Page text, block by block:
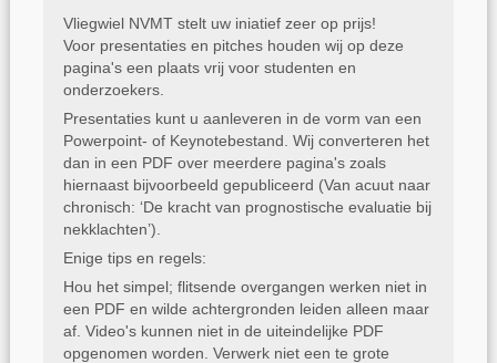
Vliegwiel NVMT stelt uw iniatief zeer op prijs!
Voor presentaties en pitches houden wij op deze
pagina's een plaats vrij voor studenten en
onderzoekers.
Presentaties kunt u aanleveren in de vorm van een
Powerpoint- of Keynotebestand. Wij converteren het
dan in een PDF over meerdere pagina's zoals
hiernaast bijvoorbeeld gepubliceerd (Van acuut naar
chronisch: ‘De kracht van prognostische evaluatie bij
nekklachten’).
Enige tips en regels:
Hou het simpel; flitsende overgangen werken niet in
een PDF en wilde achtergronden leiden alleen maar
af. Video's kunnen niet in de uiteindelijke PDF
opgenomen worden. Verwerk niet een te grote